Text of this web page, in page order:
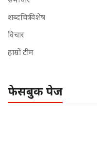
शब्दचित्र विशेष
विचार
हाम्रो टीम
फेसबुक पेज